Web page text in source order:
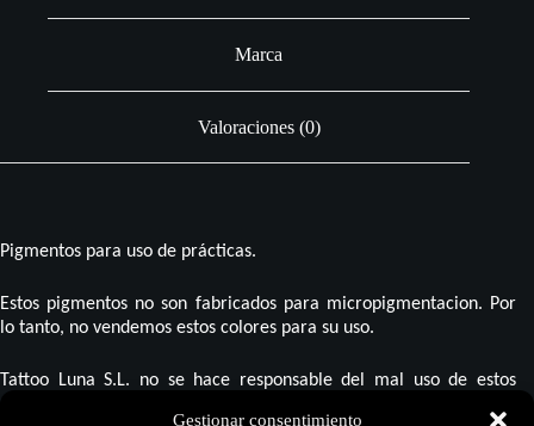
Gestionar consentimiento
Marca
Valoraciones (0)
Pigmentos para uso de prácticas.
Estos pigmentos no son fabricados para micropigmentacion. Por
lo tanto, no vendemos estos colores para su uso.
Tattoo Luna S.L. no se hace responsable del mal uso de estos